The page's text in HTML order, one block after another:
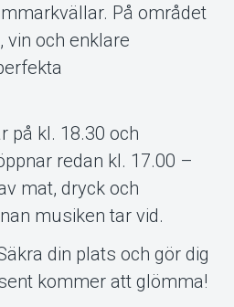
På området
vin och enklare
på kl. 18.30 och
redan kl. 17.00 –
mat, dryck och
musiken tar vid.
din plats och gör dig
kommer att glömma!